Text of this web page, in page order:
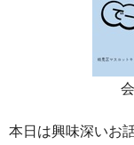
本日は興味深いお